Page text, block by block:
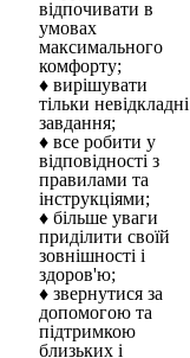
відпочивати в
умовах
максимального
комфорту;
♦ вирішувати
тільки невідкладні
завдання;
♦ все робити у
відповідності з
правилами та
інструкціями;
♦ більше уваги
приділити своїй
зовнішності і
здоров'ю;
♦ звернутися за
допомогою та
підтримкою
близьких і